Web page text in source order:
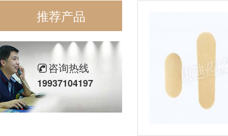
推荐产品
咨询热线
19937104197